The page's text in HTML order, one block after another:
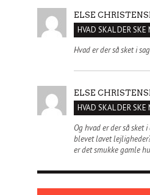
ELSE
Hvad er der så sket i
ELSE
Og hvad er der så sket
blevet lavet
er det smukke gamle